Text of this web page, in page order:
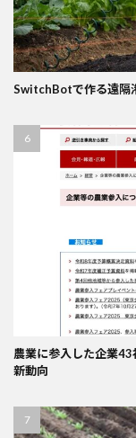
SwitchBotで作る遠隔
農業に参入した企業
新動向